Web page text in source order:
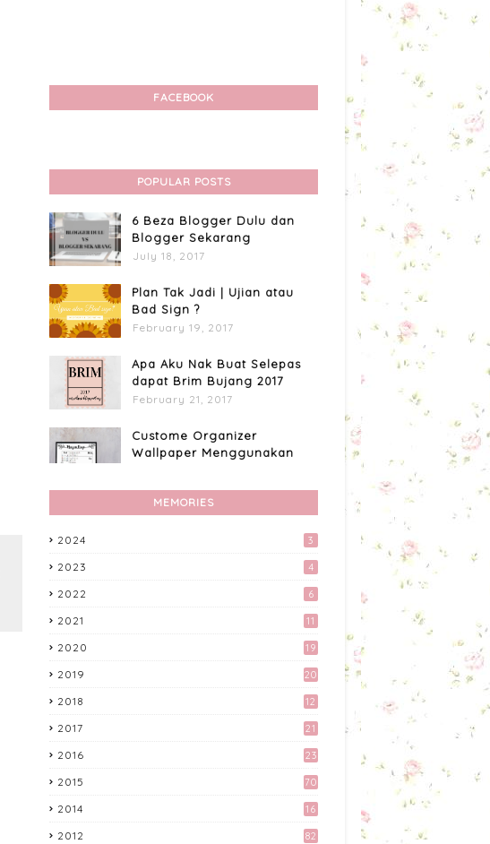
FACEBOOK
POPULAR POSTS
6 Beza Blogger Dulu dan
Blogger Sekarang
July 18, 2017
Plan Tak Jadi | Ujian atau
Bad Sign ?
February 19, 2017
Apa Aku Nak Buat Selepas
dapat Brim Bujang 2017
February 21, 2017
Custome Organizer
Wallpaper Menggunakan
April 15, 2017
Kali Pertama Tempah Header
MEMORIES
2024 3
2023 4
2022 6
2021 11
2020 19
2019 20
2018
12
2017
21
2016
23
2015 70
2014 16
2012 82